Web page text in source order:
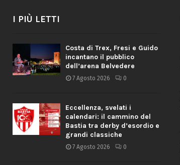
I PIÙ LETTI
Costa di Trex, Fresi e Guido
incantano il pubblico
dell’arena Belvedere
7 Agosto 2026 0
Eccellenza, svelati i
calendari: il cammino del
Bastia tra derby d’esordio e
grandi classiche
7 Agosto 2026 0